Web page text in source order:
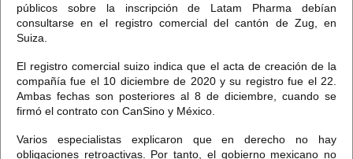
públicos sobre la inscripción de Latam Pharma debían
consultarse en el registro comercial del cantón de Zug, en
Suiza.
El registro comercial suizo indica que el acta de creación de la
compañía fue el 10 diciembre de 2020 y su registro fue el 22.
Ambas fechas son posteriores al 8 de diciembre,
cuando se
firmó el contrato con CanSino y México.
Varios especialistas explicaron que en derecho no hay
obligaciones retroactivas. Por tanto, el gobierno mexicano no